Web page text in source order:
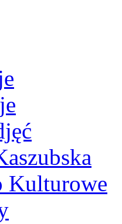
Kulturowe